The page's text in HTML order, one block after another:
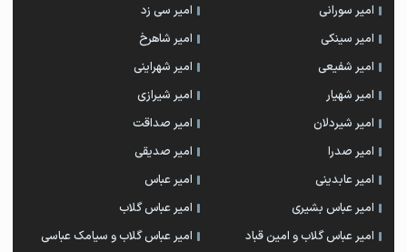
امیر سورانی
امیر سی زد
امیر سینکی
امیر شاهرخ
امیر شفیعی
امیر شهراینی
امیر شهیار
امیر شیرازی
امیر شیردلان
امیر صداقت
امیر صدرا
امیر صدیقی
امیر عابدینی
امیر عباس
امیر عباس بشیری
امیر عباس گلاب
امیر عباس گلاب و امین قباد
امیر عباس گلاب و سیامک عباسی